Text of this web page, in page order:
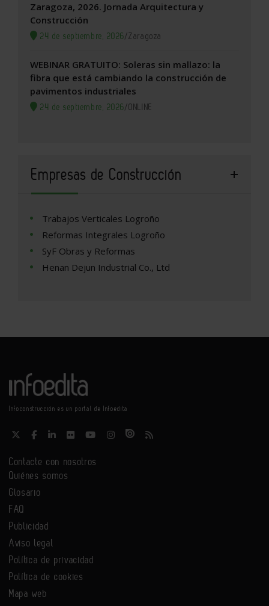
Zaragoza, 2026. Jornada Arquitectura y
Construcción
24 de septiembre, 2026/Zaragoza
WEBINAR GRATUITO: Soleras sin mallazo: la
fibra que está cambiando la construcción de
pavimentos industriales
24 de septiembre, 2026/ONLINE
Empresas de Construcción
Trabajos Verticales Logroño
Reformas Integrales Logroño
SyF Obras y Reformas
Henan Dejun Industrial Co., Ltd
Infoconstrucción es un portal de Infoedita
Contacte con nosotros
Quiénes somos
Glosario
FAQ
Publicidad
Aviso legal
Política de privacidad
Política de cookies
Mapa web